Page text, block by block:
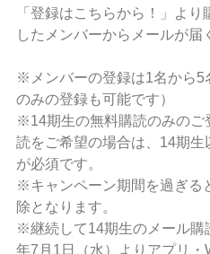
「登録はこちらから！」よ
したメンバーからメールが届
※メンバーの登録は1名から5
のみの登録も可能です）
※14期生の無料購読のみのご
読をご希望の場合は、14期
が必須です。
※キャンペーン期間を過ぎる
除となります。
※継続して14期生のメール購
年7月1日（水）よりアプリ